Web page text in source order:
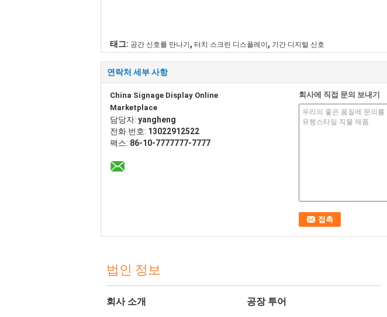
태그: 공간 신호를 만나기 , 터치 스크린 디스플레이 , 기간 디지털 신호
연락처 세부 사항
China Signage Display Online
Marketplace
담당자: yangheng
전화 번호: 13022912522
팩스: 86-10-7777777-7777
회사에 직접 문의 보내기
법인 정보
회사 소개
공장 투어